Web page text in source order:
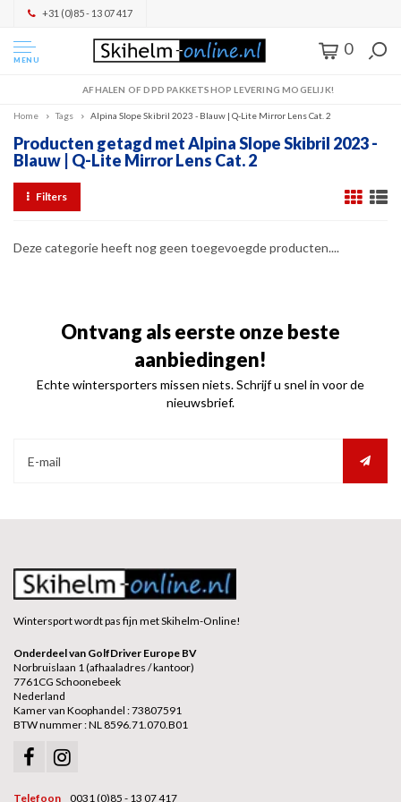
+31 (0)85 - 13 07 417
MENU
0
AFHALEN OF DPD PAKKETSHOP LEVERING MOGELIJK!
Home Tags Alpina Slope Skibril 2023 - Blauw | Q-Lite Mirror Lens Cat. 2
Producten getagd met Alpina Slope Skibril 2023 -
Blauw | Q-Lite Mirror Lens Cat. 2
Filters
Deze categorie heeft nog geen toegevoegde producten....
Ontvang als eerste onze beste
aanbiedingen!
Echte wintersporters missen niets. Schrijf u snel in voor de
nieuwsbrief.
Wintersport wordt pas fijn met Skihelm-Online!
Onderdeel van GolfDriver Europe BV
Norbruislaan 1 (afhaaladres / kantoor)
7761CG Schoonebeek
Nederland
Kamer van Koophandel : 73807591
BTW nummer : NL 8596.71.070.B01
Telefoon 0031 (0)85 - 13 07 417